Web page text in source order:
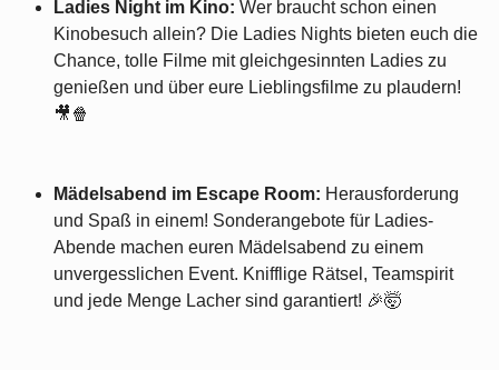
Ladies Night im Kino: Wer braucht schon einen
Kinobesuch allein? Die Ladies Nights bieten euch die
Chance, tolle Filme mit gleichgesinnten Ladies zu
genießen und über eure Lieblingsfilme zu plaudern!
🎥🍿
Mädelsabend im Escape Room: Herausforderung
und Spaß in einem! Sonderangebote für Ladies-
Abende machen euren Mädelsabend zu einem
unvergesslichen Event. Knifflige Rätsel, Teamspirit
und jede Menge Lacher sind garantiert! 🎉🤯